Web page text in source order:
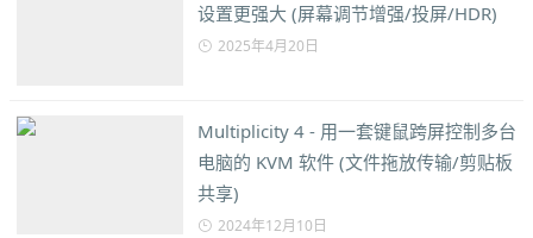
设置更强大 (屏幕调节增强/投屏/HDR)
2025年4月20日
Multiplicity 4 - 用一套键鼠跨屏控制多台
电脑的 KVM 软件 (文件拖放传输/剪贴板
共享)
2024年12月10日